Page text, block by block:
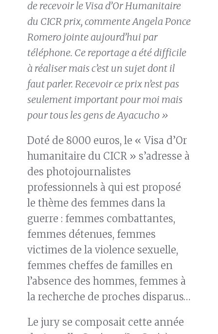
de recevoir le Visa d’Or Humanitaire
du CICR prix, commente Angela Ponce
Romero jointe aujourd’hui par
téléphone. Ce reportage a été difficile
à réaliser mais c’est un sujet dont il
faut parler. Recevoir ce prix n’est pas
seulement important pour moi mais
pour tous les gens de Ayacucho »
Doté de 8000 euros, le « Visa d’Or
humanitaire du CICR » s’adresse à
des photojournalistes
professionnels à qui est proposé
le thème des femmes dans la
guerre : femmes combattantes,
femmes détenues, femmes
victimes de la violence sexuelle,
femmes cheffes de familles en
l’absence des hommes, femmes à
la recherche de proches disparus…
Le jury se composait cette année